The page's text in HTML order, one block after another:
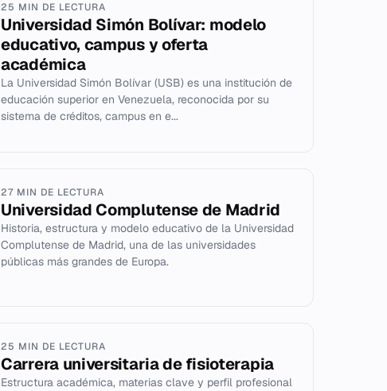
25 MIN DE LECTURA
Universidad Simón Bolívar: modelo
educativo, campus y oferta
académica
La Universidad Simón Bolívar (USB) es una institución de
educación superior en Venezuela, reconocida por su
sistema de créditos, campus en e...
27 MIN DE LECTURA
Universidad Complutense de Madrid
Historia, estructura y modelo educativo de la Universidad
Complutense de Madrid, una de las universidades
públicas más grandes de Europa.
25 MIN DE LECTURA
Carrera universitaria de fisioterapia
Estructura académica, materias clave y perfil profesional